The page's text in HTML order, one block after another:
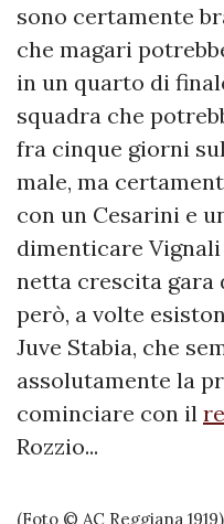
sono certamente
che magari
in un quarto di
squadra che
fra cinque giorni
male, ma
con un Cesarini e
dimenticare Vignali
netta crescita gara
però, a volte
Juve Stabia, che
assolutamente la
cominciare con il
Rozzio...
(Foto © AC Reggiana 1919)